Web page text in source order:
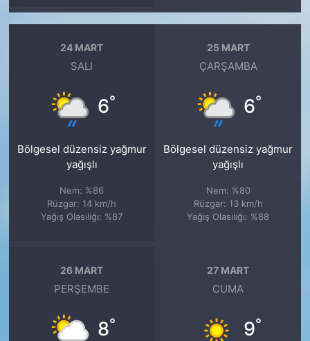
24 MART
SALI
6°
Bölgesel düzensiz yağmur
yağışlı
Nem: %86
Rüzgar: 14 km/h
Yağış Olasılığı: %87
25 MART
ÇARŞAMBA
6°
Bölgesel düzensiz yağmur
yağışlı
Nem: %80
Rüzgar: 13 km/h
Yağış Olasılığı: %88
26 MART
PERŞEMBE
8°
27 MART
CUMA
9°